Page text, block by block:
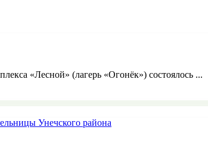
«Лесной» (лагерь «Огонёк») состоялось ...